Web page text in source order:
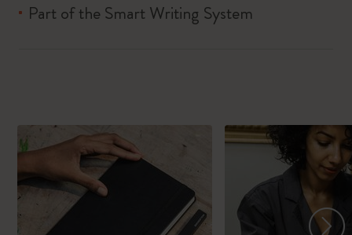
Part of the Smart Writing System